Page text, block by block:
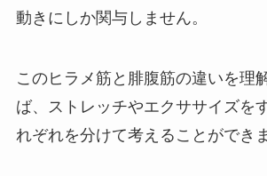
動きにしか関与しません。
このヒラメ筋と腓腹筋の違いを理
ば、ストレッチやエクササイズを
れぞれを分けて考えることができ